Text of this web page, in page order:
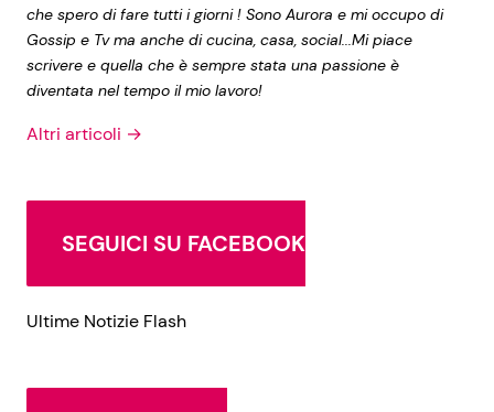
che spero di fare tutti i giorni ! Sono Aurora e mi occupo di
Gossip e Tv ma anche di cucina, casa, social...Mi piace
scrivere e quella che è sempre stata una passione è
diventata nel tempo il mio lavoro!
Altri articoli →
SEGUICI SU FACEBOOK
Ultime Notizie Flash